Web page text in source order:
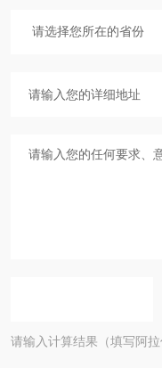
请输入计算结果（填写阿